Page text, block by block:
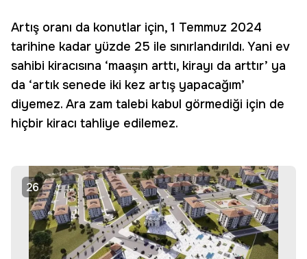
Artış oranı da konutlar için, 1 Temmuz 2024
tarihine kadar yüzde 25 ile sınırlandırıldı. Yani ev
sahibi kiracısına ‘maaşın arttı, kirayı da arttır’ ya
da ‘artık senede iki kez artış yapacağım’
diyemez. Ara zam talebi kabul görmediği için de
hiçbir kiracı tahliye edilemez.
26